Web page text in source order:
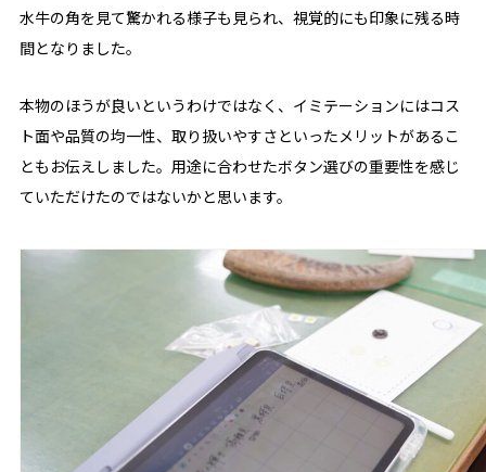
水牛の角を見て驚かれる様子も見られ、視覚的にも印象に残る時
間となりました。
本物のほうが良いというわけではなく、イミテーションにはコス
ト面や品質の均一性、取り扱いやすさといったメリットがあるこ
ともお伝えしました。用途に合わせたボタン選びの重要性を感じ
ていただけたのではないかと思います。